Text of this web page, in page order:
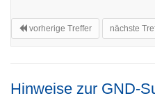
vorherige Treffer nächste
Hinweise zur GND-